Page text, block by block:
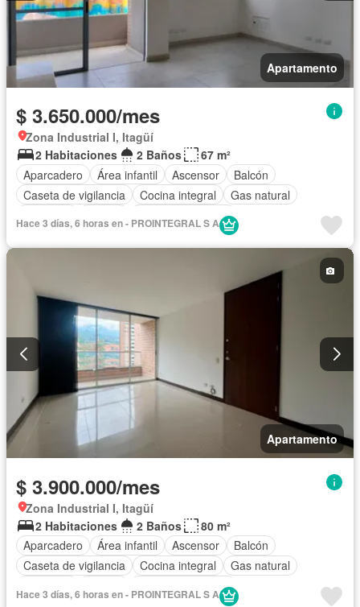
Apartamento
$ 3.650.000/mes
Zona Industrial I, Itagüí
2 Habitaciones
2 Baños
67 m²
Aparcadero
Área infantil Ascensor
Balcón
Caseta de vigilancia
Cocina integral
Gas natural
Seguridad privada
Hace 3 días, 6 horas en - PROINTEGRAL S A
Apartamento
$ 3.900.000/mes
Zona Industrial I, Itagüí
2 Habitaciones
2 Baños
80 m²
Aparcadero
Área infantil Ascensor
Balcón
Caseta de vigilancia
Cocina integral
Gas natural
Seguridad privada
Hace 3 días, 6 horas en - PROINTEGRAL S A